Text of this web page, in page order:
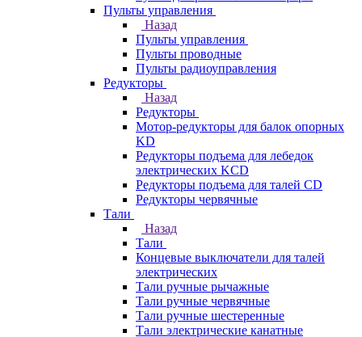
Пульты управления
Назад
Пульты управления
Пульты проводные
Пульты радиоуправления
Редукторы
Назад
Редукторы
Мотор-редукторы для балок опорных
KD
Редукторы подъема для лебедок
электрических KCD
Редукторы подъема для талей CD
Редукторы червячные
Тали
Назад
Тали
Концевые выключатели для талей
электрических
Тали ручные рычажные
Тали ручные червячные
Тали ручные шестеренные
Тали электрические канатные